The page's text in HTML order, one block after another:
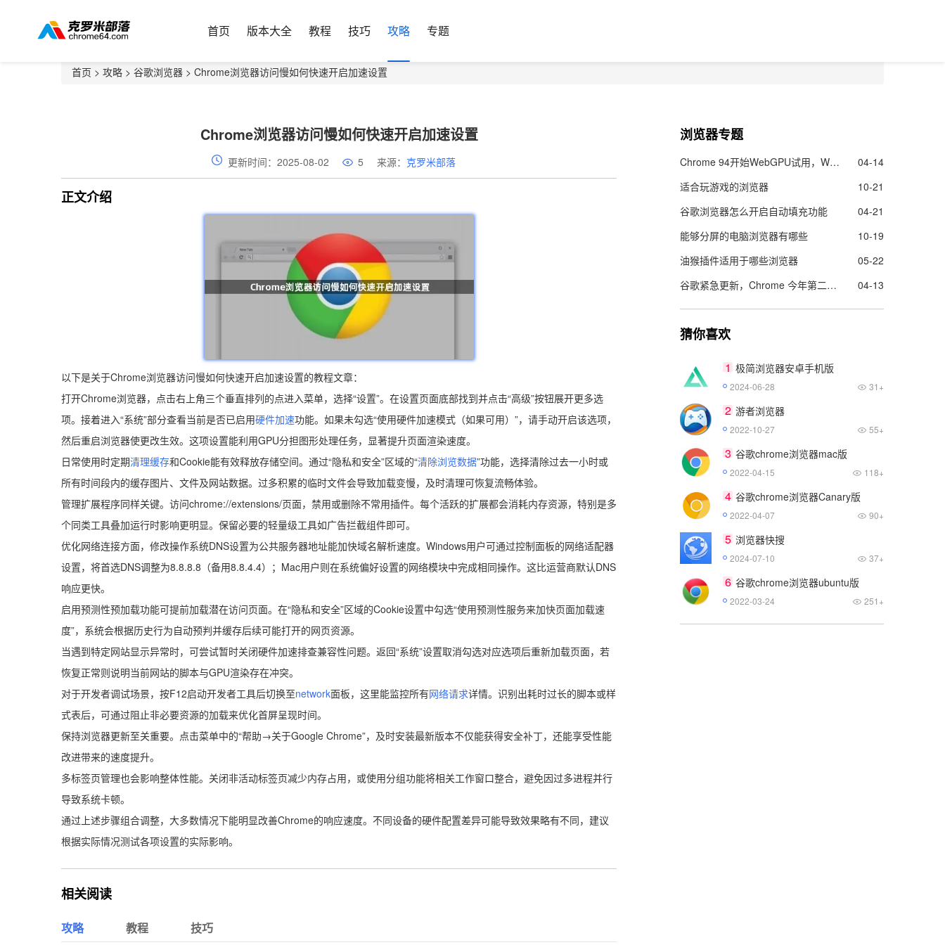
首页 版本大全 教程 技巧 攻略 专题
首页 > 攻略 > 谷歌浏览器 > Chrome浏览器访问慢如何快速开启加速设置
Chrome浏览器访问慢如何快速开启加速设置
更新时间：2025-08-02 5 来源： 克罗米部落
正文介绍
以下是关于Chrome浏览器访问慢如何快速开启加速设置的教程文章：
打开Chrome浏览器，点击右上角三个垂直排列的点进入菜单，选择“设置”。在设置页面底部找到并点击“高级”按钮展开更多选
项。接着进入“系统”部分查看当前是否已启用硬件加速功能。如果未勾选“使用硬件加速模式（如果可用）”，请手动开启该选项，
然后重启浏览器使更改生效。这项设置能利用GPU分担图形处理任务，显著提升页面渲染速度。
日常使用时定期清理缓存和Cookie能有效释放存储空间。通过“隐私和安全”区域的“清除浏览数据”功能，选择清除过去一小时或
所有时间段内的缓存图片、文件及网站数据。过多积累的临时文件会导致加载变慢，及时清理可恢复流畅体验。
管理扩展程序同样关键。访问chrome://extensions/页面，禁用或删除不常用插件。每个活跃的扩展都会消耗内存资源，特别是多
个同类工具叠加运行时影响更明显。保留必要的轻量级工具如广告拦截组件即可。
优化网络连接方面，修改操作系统DNS设置为公共服务器地址能加快域名解析速度。Windows用户可通过控制面板的网络适配器
设置，将首选DNS调整为8.8.8.8（备用8.8.4.4）；Mac用户则在系统偏好设置的网络模块中完成相同操作。这比运营商默认DNS
响应更快。
启用预测性预加载功能可提前加载潜在访问页面。在“隐私和安全”区域的Cookie设置中勾选“使用预测性服务来加快页面加载速
度”，系统会根据历史行为自动预判并缓存后续可能打开的网页资源。
当遇到特定网站显示异常时，可尝试暂时关闭硬件加速排查兼容性问题。返回“系统”设置取消勾选对应选项后重新加载页面，若
恢复正常则说明当前网站的脚本与GPU渲染存在冲突。
对于开发者调试场景，按F12启动开发者工具后切换至network面板，这里能监控所有网络请求详情。识别出耗时过长的脚本或样
式表后，可通过阻止非必要资源的加载来优化首屏呈现时间。
保持浏览器更新至关重要。点击菜单中的“帮助→关于Google Chrome”，及时安装最新版本不仅能获得安全补丁，还能享受性能
改进带来的速度提升。
多标签页管理也会影响整体性能。关闭非活动标签页减少内存占用，或使用分组功能将相关工作窗口整合，避免因过多进程并行
导致系统卡顿。
通过上述步骤组合调整，大多数情况下能明显改善Chrome的响应速度。不同设备的硬件配置差异可能导致效果略有不同，建议
根据实际情况测试各项设置的实际影响。
相关阅读
攻略 教程 技巧
浏览器专题
Chrome 94开始WebGPU试用，Web的图像渲染及机器学能力更强了
04-14
适合玩游戏的浏览器
10-21
谷歌浏览器怎么开启自动填充功能
04-21
能够分屏的电脑浏览器有哪些
10-19
油猴插件适用于哪些浏览器
05-22
谷歌紧急更新，Chrome 今年第二个零日漏洞曝光！
04-13
猜你喜欢
1 极简浏览器安卓手机版
2024-06-28 31+
2 游者浏览器
2022-10-27 55+
3 谷歌chrome浏览器mac版
2022-04-15 118+
4 谷歌chrome浏览器Canary版
2022-04-07 90+
5 浏览器快搜
2024-07-10 37+
6 谷歌chrome浏览器ubuntu版
2022-03-24 251+